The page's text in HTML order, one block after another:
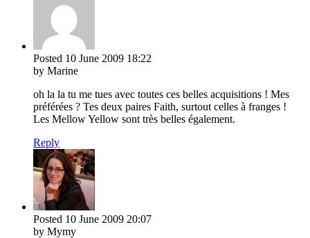
Posted 10 June 2009 18:22
by Marine
oh la la tu me tues avec toutes ces belles acquisitions ! Mes
préférées ? Tes deux paires Faith, surtout celles à franges !
Les Mellow Yellow sont très belles également.
Reply
Posted 10 June 2009 20:07
by Mymy